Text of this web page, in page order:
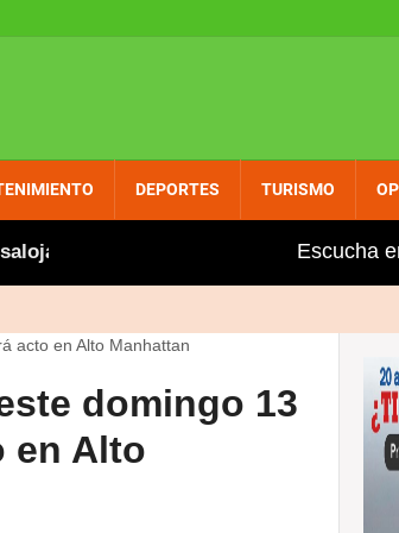
DEPORTES TURISMO
farmacia de PROMESE/CAL enEscucha
domingo 13
en Alto